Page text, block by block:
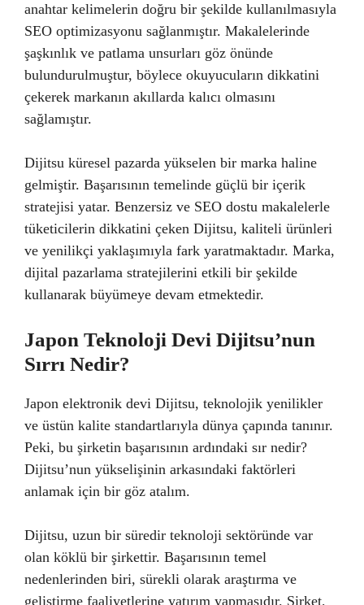
anahtar kelimelerin doğru bir şekilde kullanılmasıyla
SEO optimizasyonu sağlanmıştır. Makalelerinde
şaşkınlık ve patlama unsurları göz önünde
bulundurulmuştur, böylece okuyucuların dikkatini
çekerek markanın akıllarda kalıcı olmasını
sağlamıştır.
Dijitsu küresel pazarda yükselen bir marka haline
gelmiştir. Başarısının temelinde güçlü bir içerik
stratejisi yatar. Benzersiz ve SEO dostu makalelerle
tüketicilerin dikkatini çeken Dijitsu, kaliteli ürünleri
ve yenilikçi yaklaşımıyla fark yaratmaktadır. Marka,
dijital pazarlama stratejilerini etkili bir şekilde
kullanarak büyümeye devam etmektedir.
Japon Teknoloji Devi Dijitsu’nun
Sırrı Nedir?
Japon elektronik devi Dijitsu, teknolojik yenilikler
ve üstün kalite standartlarıyla dünya çapında tanınır.
Peki, bu şirketin başarısının ardındaki sır nedir?
Dijitsu’nun yükselişinin arkasındaki faktörleri
anlamak için bir göz atalım.
Dijitsu, uzun bir süredir teknoloji sektöründe var
olan köklü bir şirkettir. Başarısının temel
nedenlerinden biri, sürekli olarak araştırma ve
geliştirme faaliyetlerine yatırım yapmasıdır. Şirket,